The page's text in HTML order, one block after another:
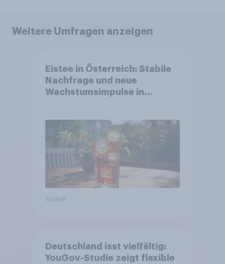
Weitere Umfragen anzeigen
Eistee in Österreich: Stabile
Nachfrage und neue
Wachstumsimpulse in
Artikel
Deutschland isst vielfältig:
YouGov-Studie zeigt flexible